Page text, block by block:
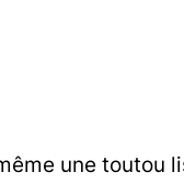
une toutou